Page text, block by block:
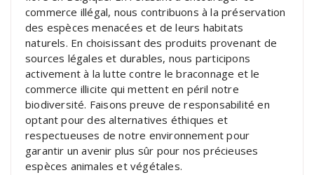
commerce illégal, nous contribuons à la préservation
des espèces menacées et de leurs habitats
naturels. En choisissant des produits provenant de
sources légales et durables, nous participons
activement à la lutte contre le braconnage et le
commerce illicite qui mettent en péril notre
biodiversité. Faisons preuve de responsabilité en
optant pour des alternatives éthiques et
respectueuses de notre environnement pour
garantir un avenir plus sûr pour nos précieuses
espèces animales et végétales.